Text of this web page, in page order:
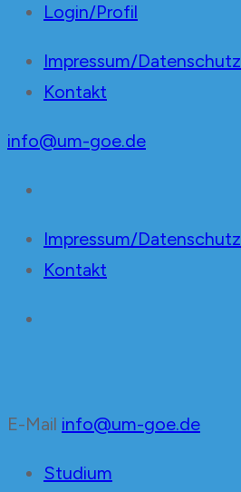
Login/Profil
Impressum/Datenschutz
Kontakt
info@um-goe.de
Impressum/Datenschutz
Kontakt
E-Mail info@um-goe.de
Studium